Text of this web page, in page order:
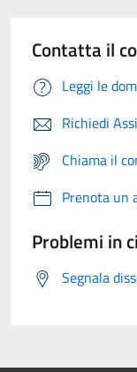
Contatta il
Leggi le
Richiedi
Chiama il
Prenota un
Problemi in
Segnala